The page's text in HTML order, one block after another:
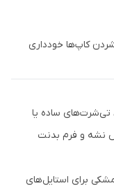
کاپ‌ها خودداری
ساده یا
نشه و فرم بدنت
برای استایل‌های